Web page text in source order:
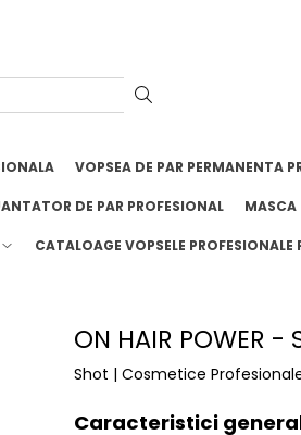
VOPSEA DE PAR PERMANENTA
DE PAR PROFESIONAL MASCA
CATALOAGE VOPSELE PROFESIONALE
ON HAIR POWER
Shot | Cosmetice
Caracteristici